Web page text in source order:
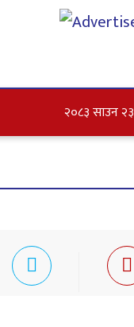
२०८३ साउन